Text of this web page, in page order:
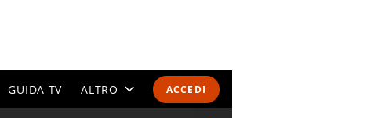
ACCEDI
GUIDA TV ALTRO